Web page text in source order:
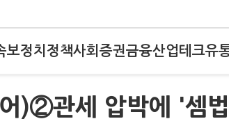
보정치 정책사회 증권금융산업테크유
)②관세 압박에 '셈